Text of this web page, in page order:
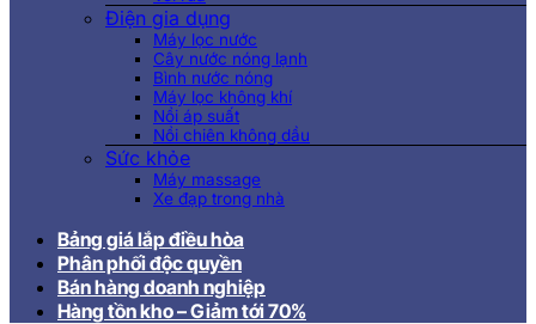
Điện gia dụng
Máy lọc nước
Cây nước nóng lạnh
Bình nước nóng
Máy lọc không khí
Nồi áp suất
Nồi chiên không dầu
Sức khỏe
Máy massage
Xe đạp trong nhà
Bảng giá lắp điều hòa
Phân phối độc quyền
Bán hàng doanh nghiệp
Hàng tồn kho – Giảm tới 70%